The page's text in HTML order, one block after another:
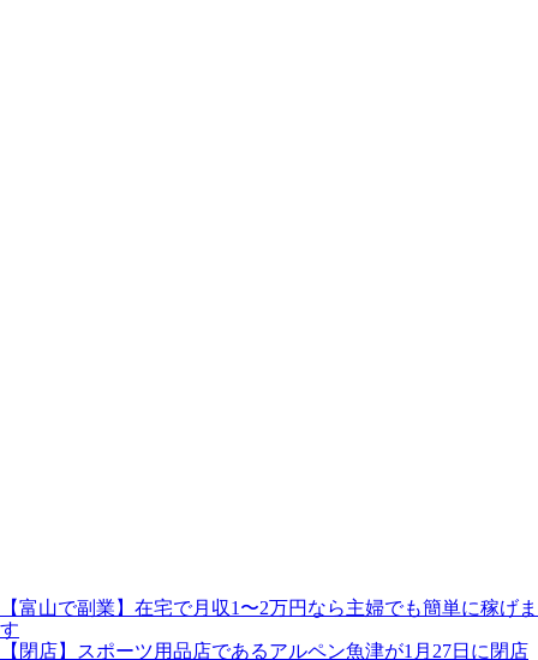
【富山で副業】在宅で月収1〜2万円なら主婦でも簡単に稼げま
す
【閉店】スポーツ用品店であるアルペン魚津が1月27日に閉店